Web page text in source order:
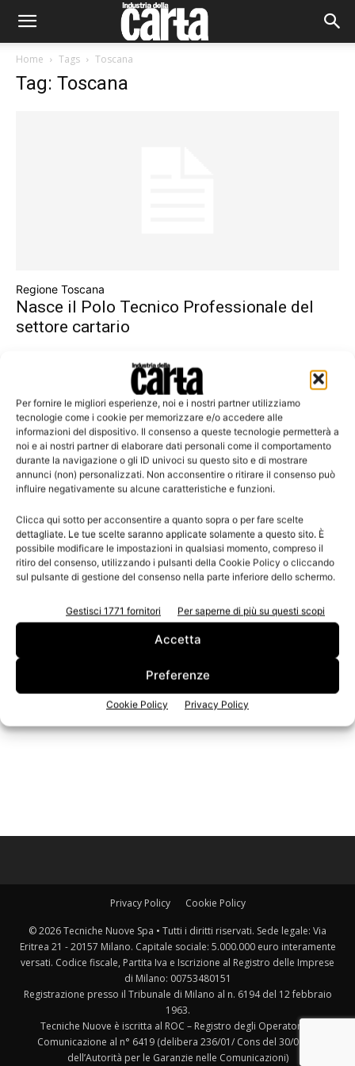
Per fornire le migliori esperienze, noi e i nostri partner utilizziamo
tecnologie come i cookie per memorizzare e/o accedere alle
informazioni del dispositivo. Il consenso a queste tecnologie permetterà a
noi e ai nostri partner di elaborare dati personali come il comportamento
durante la navigazione o gli ID univoci su questo sito e di mostrare
annunci (non) personalizzati. Non acconsentire o ritirare il consenso può
influire negativamente su alcune caratteristiche e funzioni.
Clicca qui sotto per acconsentire a quanto sopra o per fare scelte
dettagliate. Le tue scelte saranno applicate solamente a questo sito. È
possibile modificare le impostazioni in qualsiasi momento, compreso il
ritiro del consenso, utilizzando i pulsanti della Cookie Policy o cliccando
sul pulsante di gestione del consenso nella parte inferiore dello schermo.
Gestisci 1771 fornitori Per saperne di più su questi scopi
Accetta
Preferenze
Cookie Policy Privacy Policy
Home Tags Toscana
Tag: Toscana
Regione Toscana
Nasce il Polo Tecnico Professionale del
settore cartario
Leggi la rivista
Edicola Web
Privacy Policy Cookie Policy
© 2026 Tecniche Nuove Spa • Tutti i diritti riservati. Sede legale: Via
Eritrea 21 - 20157 Milano. Capitale sociale: 5.000.000 euro interamente
versati. Codice fiscale, Partita Iva e Iscrizione al Registro delle Imprese
di Milano: 00753480151
Registrazione presso il Tribunale di Milano al n. 6194 del 12 febbraio
1963.
Tecniche Nuove è iscritta al ROC – Registro degli Operatori di
Comunicazione al n° 6419 (delibera 236/01/ Cons del 30/06/01
dell’Autorità per le Garanzie nelle Comunicazioni)